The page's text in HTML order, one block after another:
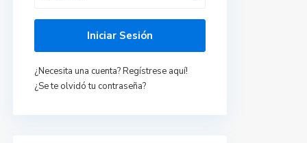
Iniciar Sesión
¿Necesita una cuenta? Regístrese aquí!
¿Se te olvidó tu contraseña?
Últimas propiedades
Ático Al Andalus en
Vera, Almería.
620278940 Ana